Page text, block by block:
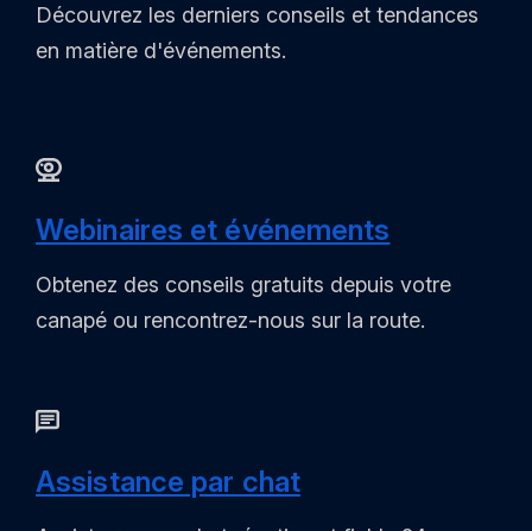
Découvrez les derniers conseils et tendances
en matière d'événements.
Webinaires et événements
Obtenez des conseils gratuits depuis votre
canapé ou rencontrez-nous sur la route.
Assistance par chat